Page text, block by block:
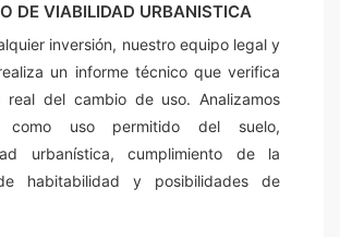
DE VIABILIDAD URBANISTICA
inversión, nuestro equipo legal y
un informe técnico que verifica
real del cambio de uso. Analizamos
como uso permitido del suelo,
urbanística, cumplimiento de la
habitabilidad y posibilidades de